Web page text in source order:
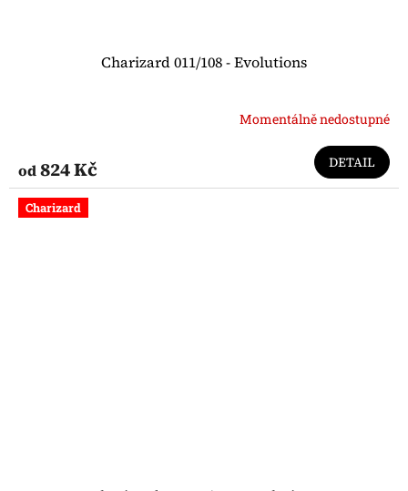
Charizard 011/108 - Evolutions
Momentálně nedostupné
od824 Kč DETAIL
Charizard